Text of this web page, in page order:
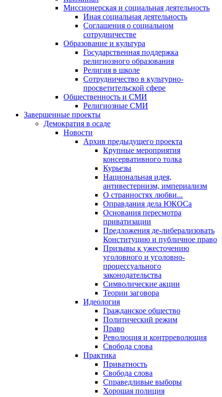
Миссионерская и социальная деятельность
Иная социальная деятельность
Соглашения о социальном
сотрудничестве
Образование и культура
Государственная поддержка
религиозного образования
Религия в школе
Сотрудничество в культурно-
просветительской сфере
Общественность и СМИ
Религиозные СМИ
Завершенные проекты
Демократия в осаде
Новости
Архив предыдущего проекта
Крупные мероприятия
консервативного толка
Курьезы
Национальная идея,
антивестернизм, империализм
О странностях любви...
Оправдания дела ЮКОСа
Основания пересмотра
приватизации
Предложения де-либерализовать
Конституцию и публичное право
Призывы к ужесточению
уголовного и уголовно-
процессуального
законодательства
Символические акции
Теории заговора
Идеология
Гражданское общество
Политический режим
Право
Революция и контрреволюция
Свобода слова
Практика
Приватность
Свобода слова
Справедливые выборы
Хорошая полиция